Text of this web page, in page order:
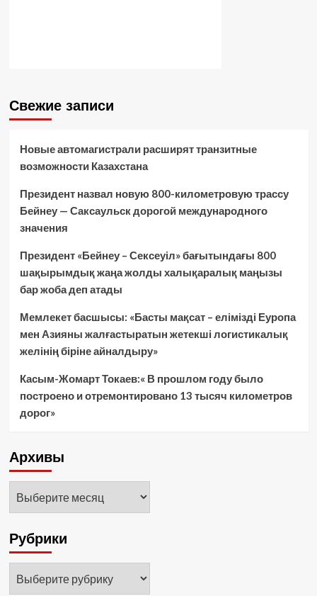
Свежие записи
Новые автомагистрали расширят транзитные
возможности Казахстана
Президент назвал новую 800-километровую трассу
Бейнеу — Саксаульск дорогой международного
значения
Президент «Бейнеу – Сексеуіл» бағытындағы 800
шақырымдық жаңа жолды халықаралық маңызы
бар жоба деп атады
Мемлекет басшысы: «Басты мақсат – елімізді Еуропа
мен Азияны жалғастыратын жетекші логистикалық
желінің біріне айналдыру»
Касым-Жомарт Токаев:« В прошлом году было
построено и отремонтировано 13 тысяч километров
дорог»
Архивы
Рубрики